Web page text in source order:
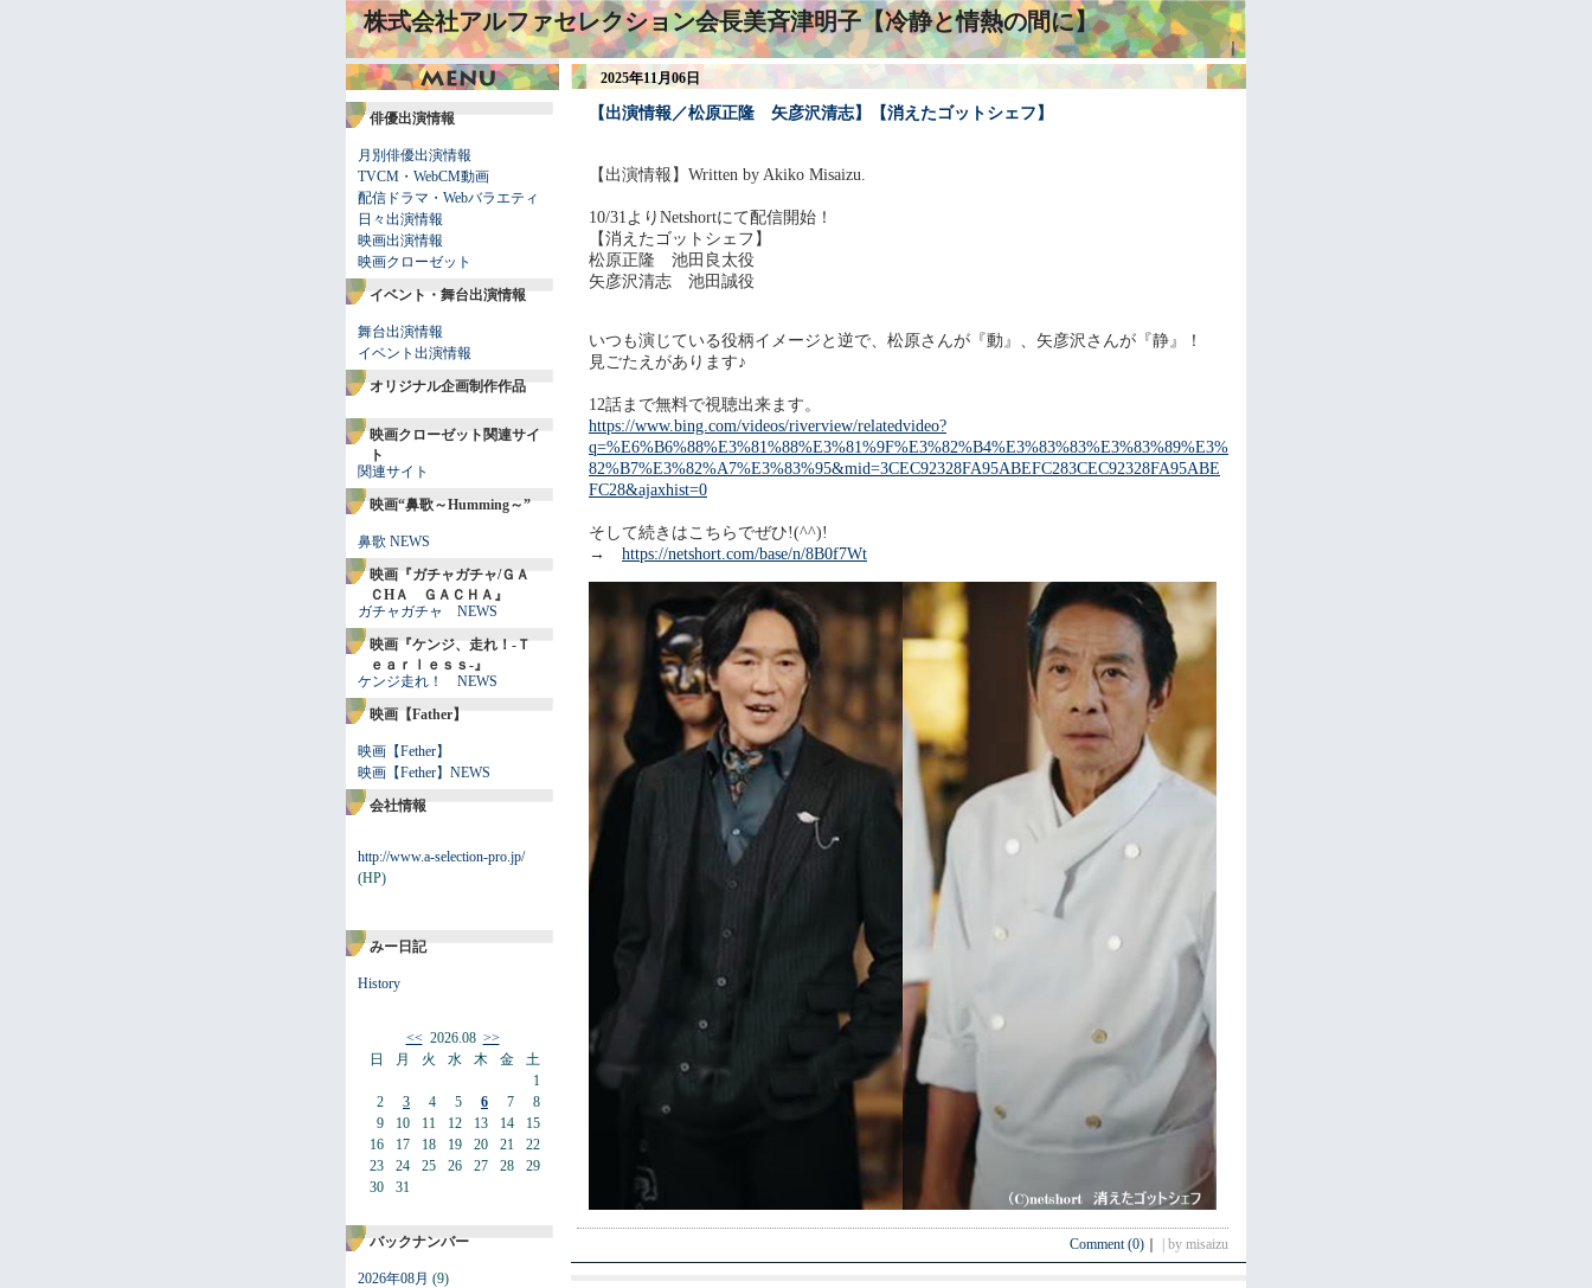
株式会社アルファセレクション会長美斉津明子【冷静と情熱の間に】
｜
俳優出演情報
月別俳優出演情報
TVCM・WebCM動画
配信ドラマ・Webバラエティ
日々出演情報
映画出演情報
映画クローゼット
イベント・舞台出演情報
舞台出演情報
イベント出演情報
オリジナル企画制作作品
映画クローゼット関連サイ
ト
関連サイト
映画“鼻歌～Humming～”
鼻歌 NEWS
映画『ガチャガチャ/ＧＡ
ＣHＡ ＧＡＣＨＡ』
ガチャガチャ NEWS
映画『ケンジ、走れ！-Ｔ
ｅａｒｌｅｓｓ-』
ケンジ走れ！ NEWS
映画【Father】
映画【Fether】
映画【Fether】NEWS
会社情報
http://www.a-selection-pro.jp/
(HP)
みー日記
History
<<2026.08 >>
日
2
9
16
23
30
月
3
10
17
24
31
火
4
11
18
25
水
5
12
19
26
木
6
13
20
27
金
7
14
21
28
土
1
8
15
22
29
バックナンバー
2026年08月 (9)
2025年11月06日
【出演情報／松原正隆 矢彦沢清志】【消えたゴットシェフ】
【出演情報】Written by Akiko Misaizu.
10/31よりNetshortにて配信開始！
【消えたゴットシェフ】
松原正隆 池田良太役
矢彦沢清志 池田誠役
いつも演じている役柄イメージと逆で、松原さんが『動』、矢彦沢さんが『静』！
見ごたえがあります♪
12話まで無料で視聴出来ます。
https://www.bing.com/videos/riverview/relatedvideo?
q=%E6%B6%88%E3%81%88%E3%81%9F%E3%82%B4%E3%83%83%E3%83%89%E3%
82%B7%E3%82%A7%E3%83%95&mid=3CEC92328FA95ABEFC283CEC92328FA95ABE
FC28&ajaxhist=0
そして続きはこちらでぜひ!(^^)!
→ https://netshort.com/base/n/8B0f7Wt
Comment (0) | by misaizu